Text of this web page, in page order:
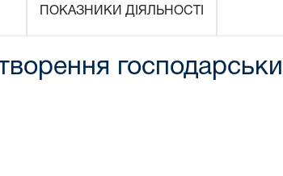
ПОКАЗНИКИ ДІЯЛЬНОСТІ